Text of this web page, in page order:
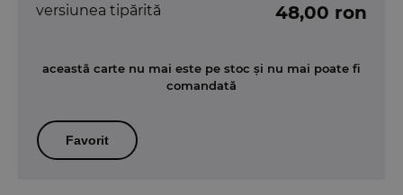
versiunea tipărită 48,00 ron
această carte nu mai este pe stoc și nu mai poate fi
comandată
Favorit